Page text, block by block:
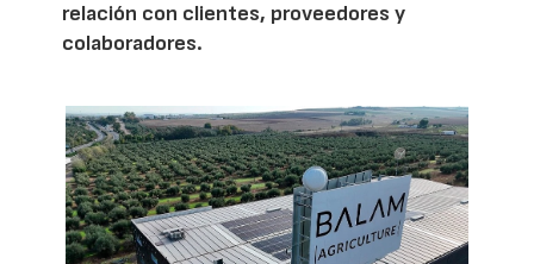
relación con clientes, proveedores y
colaboradores.